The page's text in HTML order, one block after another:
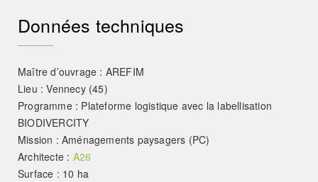
Données techniques
Maître d’ouvrage : AREFIM
Lieu : Vennecy (45)
Programme : Plateforme logistique avec la labellisation
BIODIVERCITY
Mission : Aménagements paysagers (PC)
Architecte : A26
Surface : 10 ha